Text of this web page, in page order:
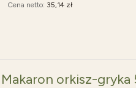
Cena netto: 35,14 zł
Makaron orkisz-gryka